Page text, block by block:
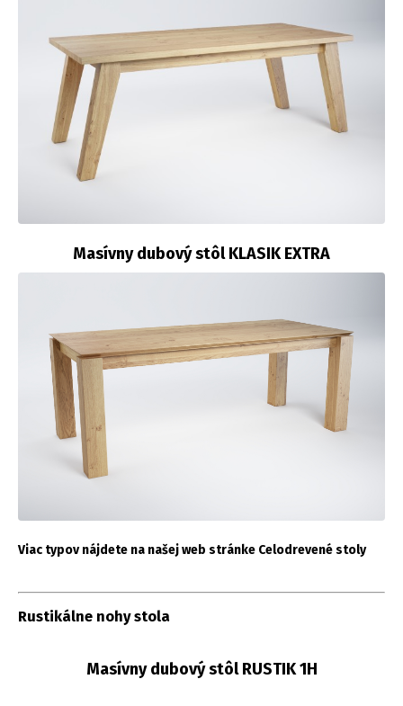
Masívny dubový stôl KLASIK EXTRA
Viac typov nájdete na našej web stránke Celodrevené stoly
Rustikálne nohy stola
Masívny dubový stôl RUSTIK 1H